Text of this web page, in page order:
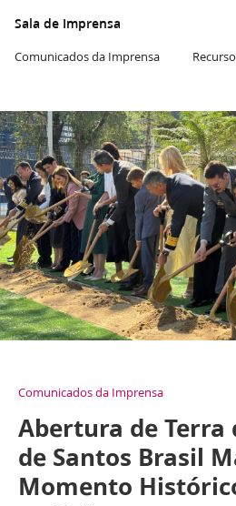
OFICIAL
DE
IGREJA
CRISTO
DOS
SANTOS
DOS
ÚLTIMOS
DIAS
Sala de Imprensa
Comunicados da Imprensa
Comunicados da Imprensa
Abertura de Terra
de Santos Brasil
Momento